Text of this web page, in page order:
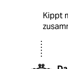
Kippt